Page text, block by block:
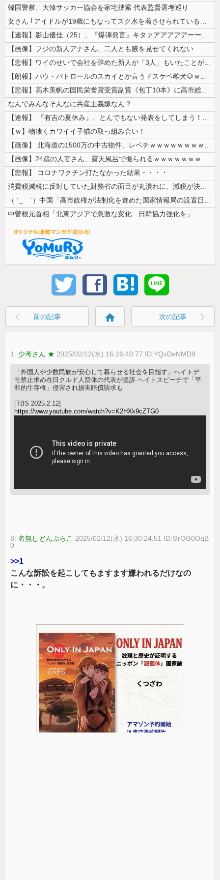
韓国警察、大韓サッカー協会を家宅捜索 代表監督選考巡り
女さん ｢アイドルが19歳にもなってスク水を着させられている！｣⇒結果...
【速報】影山優佳（25）、『爆弾発言』キタァアアアアアーーーーー！！
【画像】フジの新人アナさん、二人とも腋を見せてくれない
【悲報】ワイのせいで会社を辞めた新人が「3人」もいたことが発覚ｗｗｗｗ...
【朗報】パウ・パトロールのスカイとか言うドスケベ雌犬🐶ｗｗｗｗｗｗｗ...
【悲報】高木美帆の国民栄誉賞受賞副賞《包丁10本》に高市総理の名前も刻...
なんでみんなそんなに共産主義嫌なん？
【速報】 『有吉の夏休み』、とんでもない発表をしてしまう！！！！！
【ｗ】物凄くカワイイ子猫の取っ組み合い！
【画像】 北海道の1500万の中古物件、レベチｗｗｗｗｗｗｗｗｗｗｗｗ...
【画像】24歳の人妻さん、露天風呂で撮られるｗｗｗｗｗｗｗｗｗｗｗｗ...
【悲報】 コロナワクチン打たなかった結果・・・・
消費税減税に反対していた財務省の面目が丸潰れに、減税が決まった途端に市...
（ ´_ゝ`）中国「高市政権が法制化を進めた国家情報局の設置日が7月3...
中曽根元首相「北東アジアで急激な変化 日韓協力強化を」
前の記事 home 次の記事
1: 少考さん ★ 2025/02/12(水) 16:26:40.77 ID:YQxDeNMD9
「外国人や少数民族が安心して暮らせる社会を目指す」ヘイトデ
モ禁止求め在日クルド人団体の代表が提訴 ヘイトスピーチで「平
和的生存権」侵害され損害賠償請求も
[TBS 2025.2.12]
https://www.youtube.com/watch?v=K2HXk9cZTG0
8:名無しどんぶらこ 2025/02/12(水) 16:30:24.51 ID:GrOG0OqB
0
>>1
こんな訴訟を起こしてもますます嫌われるだけなの
に・・・。